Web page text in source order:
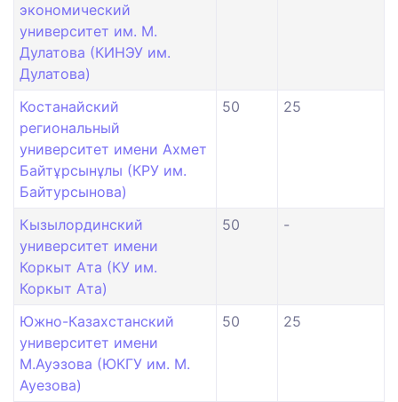
экономический
университет им. М.
Дулатова (КИНЭУ им.
Дулатова)
Костанайский
региональный
университет имени Ахмет
Байтұрсынұлы (КРУ им.
Байтурсынова)
50 25
Кызылординский
университет имени
Коркыт Ата (КУ им.
Коркыт Ата)
50 -
Южно-Казахстанский
университет имени
М.Ауэзова (ЮКГУ им. М.
Ауезова)
50 25